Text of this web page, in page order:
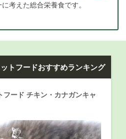
考えた総合栄養食です。
トフードおすすめランキング
フード チキン・カナガンキャ